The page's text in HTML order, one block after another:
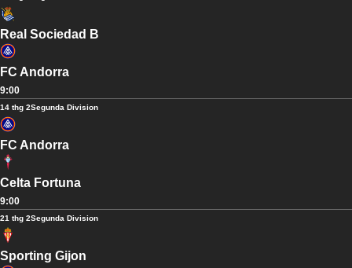
Real Sociedad B
FC Andorra
9:00
14 thg 2Segunda Division
FC Andorra
Celta Fortuna
9:00
21 thg 2Segunda Division
Sporting Gijon